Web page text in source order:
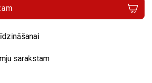
sarakstam